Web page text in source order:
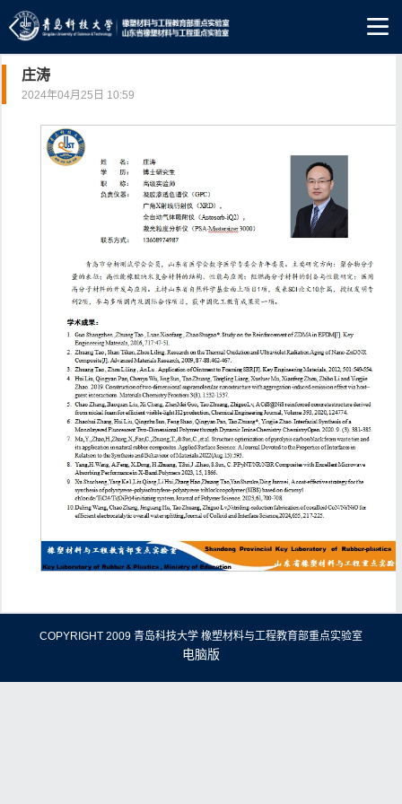
庄涛
2024年04月25日 10:59
COPYRIGHT 2009 青岛科技大学 橡塑材料与工程教育部重点实验室
电脑版